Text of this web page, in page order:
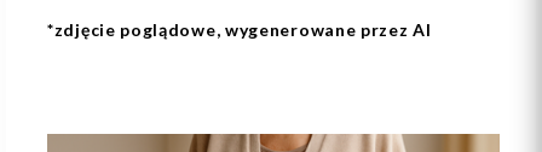
*zdjęcie poglądowe, wygenerowane przez AI